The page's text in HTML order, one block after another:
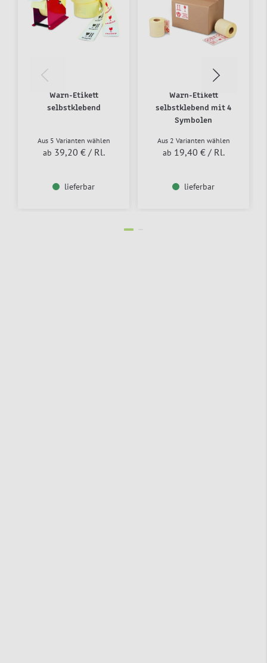
Warn-Etikett
selbstklebend
Aus 5 Varianten wählen
ab 39,20 € / Rl.
lieferbar
Warn-Etikett
selbstklebend mit 4
Symbolen
Aus 2 Varianten wählen
ab 19,40 € / Rl.
lieferbar